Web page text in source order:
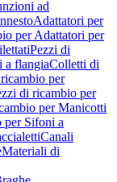
ad
Adattatori per
per Adattatori per
Pezzi di
a flangiaColletti di
per
di ricambio per
per Manicotti
per Sifoni a
Canali
Materiali di